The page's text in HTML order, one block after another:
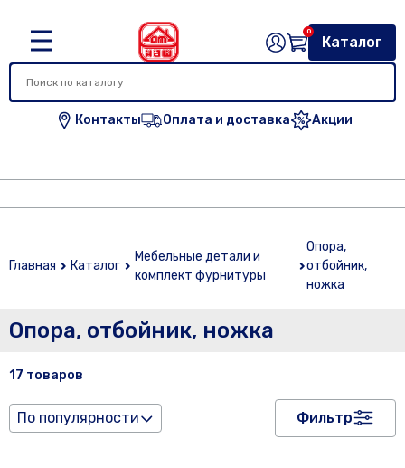
Контакты Оплата и доставка Акции
Каталог
0
Главная Каталог
Мебельные детали и
комплект фурнитуры
Опора,
отбойник,
ножка
Опора, отбойник, ножка
17 товаров
По популярности Фильтр